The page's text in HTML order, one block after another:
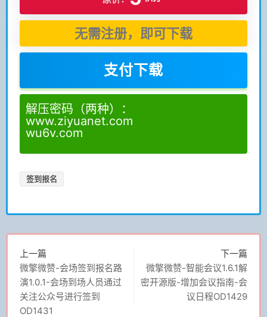
无需注册，即可下载
支付下载
解压密码（两种）：
www.ziyuanet.com
wu6v.com
签到报名
上一篇
微擎微赞-会场签到报名路
演1.0.1-会场到场人员通过
关注公众号进行签到
OD1431
下一篇
微擎微赞-智能会议1.6.1解
密开源版-增加会议指南-会
议日程OD1429